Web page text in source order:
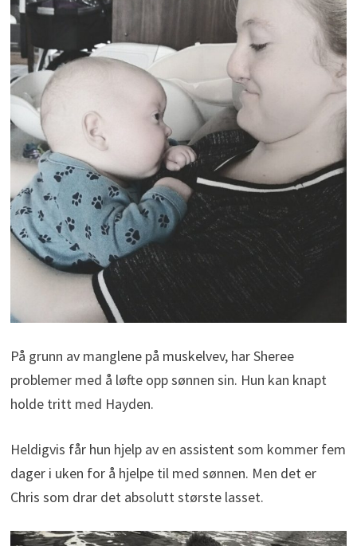
På grunn av manglene på muskelvev, har Sheree
problemer med å løfte opp sønnen sin. Hun kan knapt
holde tritt med Hayden.
Heldigvis får hun hjelp av en assistent som kommer fem
dager i uken for å hjelpe til med sønnen. Men det er
Chris som drar det absolutt største lasset.